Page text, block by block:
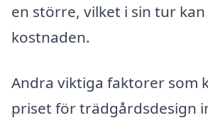
en större, vilket i sin tur
kostnaden.
Andra viktiga faktorer som
priset för trädgårdsdesign